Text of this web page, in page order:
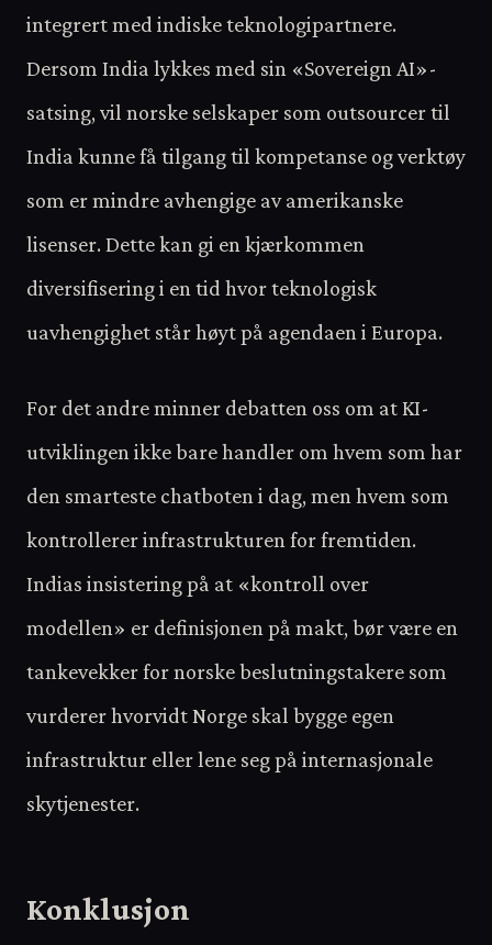
integrert med indiske teknologipartnere.
Dersom India lykkes med sin «Sovereign AI»-
satsing, vil norske selskaper som outsourcer til
India kunne få tilgang til kompetanse og verktøy
som er mindre avhengige av amerikanske
lisenser. Dette kan gi en kjærkommen
diversifisering i en tid hvor teknologisk
uavhengighet står høyt på agendaen i Europa.
For det andre minner debatten oss om at KI-
utviklingen ikke bare handler om hvem som har
den smarteste chatboten i dag, men hvem som
kontrollerer infrastrukturen for fremtiden.
Indias insistering på at «kontroll over
modellen» er definisjonen på makt, bør være en
tankevekker for norske beslutningstakere som
vurderer hvorvidt Norge skal bygge egen
infrastruktur eller lene seg på internasjonale
skytjenester.
Konklusjon